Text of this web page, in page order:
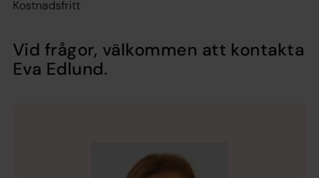
Kostnadsfritt
Vid frågor, välkommen att kontakta
Eva Edlund.